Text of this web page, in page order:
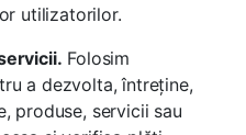
utilizatorilor.
Folosim
a dezvolta, întreține,
produse, servicii sau